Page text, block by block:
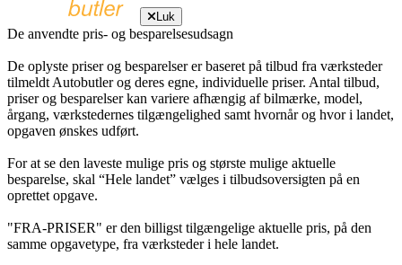
Luk
De anvendte pris- og besparelsesudsagn
De oplyste priser og besparelser er baseret på tilbud fra værksteder
tilmeldt Autobutler og deres egne, individuelle priser. Antal tilbud,
priser og besparelser kan variere afhængig af bilmærke, model,
årgang, værkstedernes tilgængelighed samt hvornår og hvor i landet,
opgaven ønskes udført.
For at se den laveste mulige pris og største mulige aktuelle
besparelse, skal “Hele landet” vælges i tilbudsoversigten på en
oprettet opgave.
"FRA-PRISER" er den billigst tilgængelige aktuelle pris, på den
samme opgavetype, fra værksteder i hele landet.